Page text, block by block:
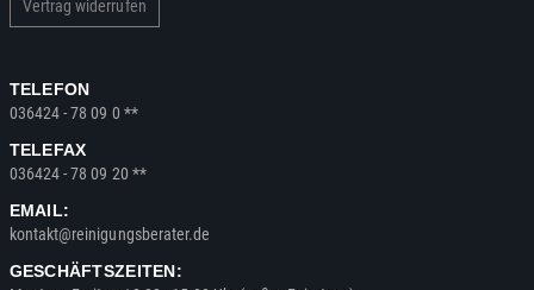
Vertrag widerrufen
TELEFON
036424 - 78 09 0 **
TELEFAX
036424 - 78 09 20 **
EMAIL:
kontakt@reinigungsberater.de
GESCHÄFTSZEITEN: